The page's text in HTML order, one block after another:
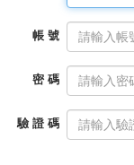
帳 號
密 碼
驗 證 碼